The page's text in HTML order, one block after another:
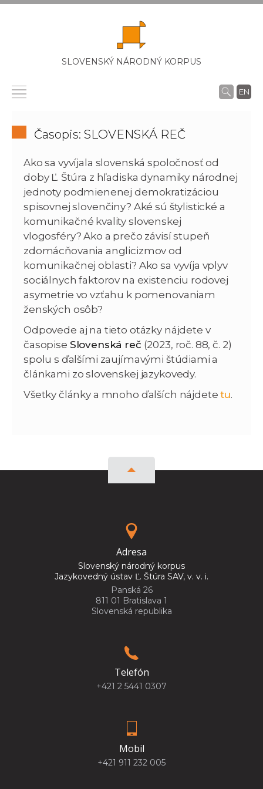
SLOVENSKÝ NÁRODNÝ KORPUS
EN
Časopis: SLOVENSKÁ REČ
Ako sa vyvíjala slovenská spoločnosť od
doby Ľ. Štúra z hľadiska dynamiky národnej
jednoty podmienenej demokratizáciou
spisovnej slovenčiny? Aké sú štylistické a
komunikačné kvality slovenskej
vlogosféry? Ako a prečo závisí stupeň
zdomácňovania anglicizmov od
komunikačnej oblasti? Ako sa vyvíja vplyv
sociálnych faktorov na existenciu rodovej
asymetrie vo vzťahu k pomenovaniam
ženských osôb?
Odpovede aj na tieto otázky nájdete v
časopise Slovenská reč (2023, roč. 88, č. 2)
spolu s ďalšími zaujímavými štúdiami a
článkami zo slovenskej jazykovedy.
Všetky články a mnoho ďalších nájdetetu.
Adresa
Slovenský národný korpus
Jazykovedný ústav Ľ. Štúra SAV, v. v. i.
Panská 26
811 01 Bratislava 1
Slovenská republika
Telefón
+421 2 5441 0307
Mobil
+421 911 232 005